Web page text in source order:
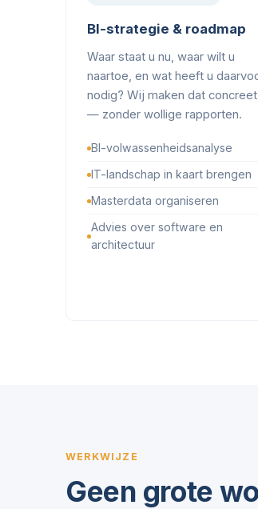
BI-strategie & roadmap
Waar staat u nu, waar wilt u
naartoe, en wat heeft u
nodig? Wij maken dat concreet
— zonder wollige rapporten.
BI-volwassenheidsanalyse
IT-landschap in kaart brengen
Masterdata organiseren
Advies over software en
architectuur
WERKWIJZE
Geen grote